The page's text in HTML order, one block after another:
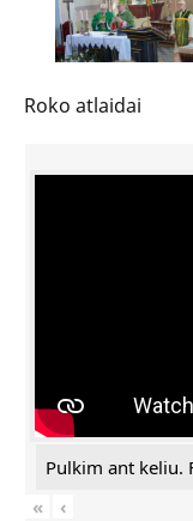
Roko atlaidai
Pulkim ant keliu.
«
‹